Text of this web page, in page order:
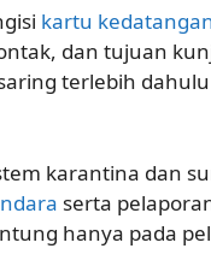
kartu
dan tujuan
terlebih
karantina dan
serta
hanya pada